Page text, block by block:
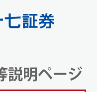
説明ページ